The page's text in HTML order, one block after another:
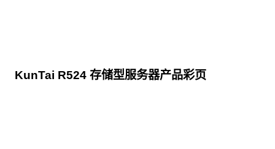
KunTai R524 存储型服务器产品彩页